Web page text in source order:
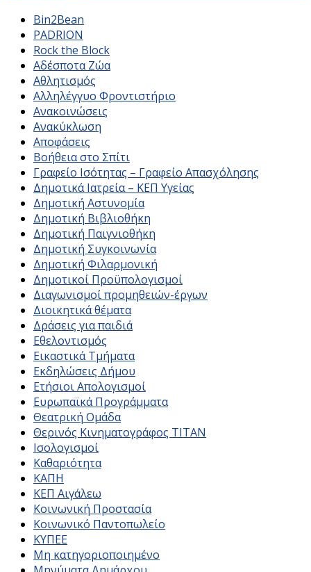
Bin2Bean
PADRION
Rock the Block
Αδέσποτα Ζώα
Αθλητισμός
Αλληλέγγυο Φροντιστήριο
Ανακοινώσεις
Ανακύκλωση
Αποφάσεις
Βοήθεια στο Σπίτι
Γραφείο Ισότητας – Γραφείο Απασχόλησης
Δημοτικά Ιατρεία – ΚΕΠ Υγείας
Δημοτική Αστυνομία
Δημοτική Βιβλιοθήκη
Δημοτική Παιγνιοθήκη
Δημοτική Συγκοινωνία
Δημοτική Φιλαρμονική
Δημοτικοί Προϋπολογισμοί
Διαγωνισμοί προμηθειών-έργων
Διοικητικά θέματα
Δράσεις για παιδιά
Εθελοντισμός
Εικαστικά Τμήματα
Εκδηλώσεις Δήμου
Ετήσιοι Απολογισμοί
Ευρωπαϊκά Προγράμματα
Θεατρική Ομάδα
Θερινός Κινηματογράφος ΤΙΤΑΝ
Ισολογισμοί
Καθαριότητα
ΚΑΠΗ
ΚΕΠ Αιγάλεω
Κοινωνική Προστασία
Κοινωνικό Παντοπωλείο
ΚΥΠΕΕ
Μη κατηγοριοποιημένο